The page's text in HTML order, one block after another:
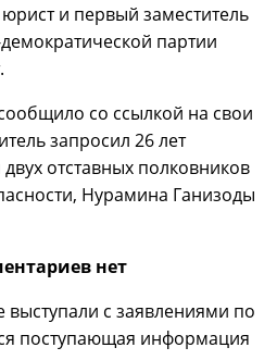
и первый заместитель
партии
со ссылкой на свои
запросил 26 лет
отставных полковников
Нурамина Ганизоды
нет
выступали с заявлениями по
поступающая информация